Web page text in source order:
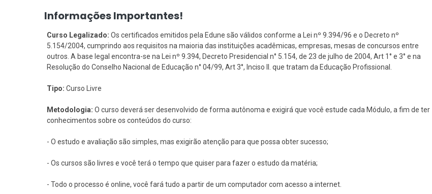
Informações Importantes!
Curso Legalizado: Os certificados emitidos pela Edune são válidos conforme a Lei nº 9.394/96 e o Decreto nº
5.154/2004, cumprindo aos requisitos na maioria das instituições acadêmicas, empresas, mesas de concursos entre
outros. A base legal encontra-se na Lei nº 9.394, Decreto Presidencial n° 5.154, de 23 de julho de 2004, Art 1° e 3° e na
Resolução do Conselho Nacional de Educação n° 04/99, Art 3°, Inciso II. que tratam da Educação Profissional.
Tipo: Curso Livre
Metodologia: O curso deverá ser desenvolvido de forma autônoma e exigirá que você estude cada Módulo, a fim de ter
conhecimentos sobre os conteúdos do curso:
- O estudo e avaliação são simples, mas exigirão atenção para que possa obter sucesso;
- Os cursos são livres e você terá o tempo que quiser para fazer o estudo da matéria;
- Todo o processo é online, você fará tudo a partir de um computador com acesso a internet.